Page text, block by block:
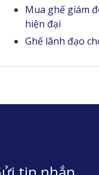
Mua ghế giám
hiện đại
Ghế lãnh đạo